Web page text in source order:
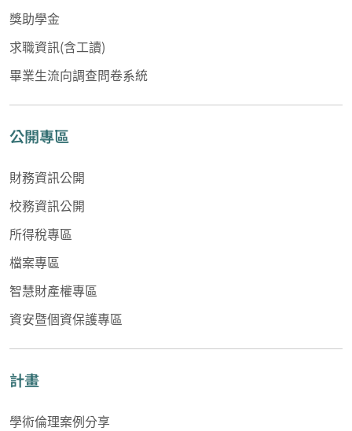
獎助學金
求職資訊(含工讀)
畢業生流向調查問卷系統
公開專區
財務資訊公開
校務資訊公開
所得稅專區
檔案專區
智慧財產權專區
資安暨個資保護專區
計畫
學術倫理案例分享